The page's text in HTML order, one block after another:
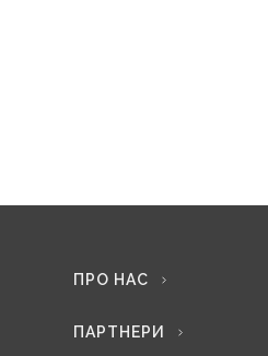
ПРО НАС
ПАРТНЕРИ